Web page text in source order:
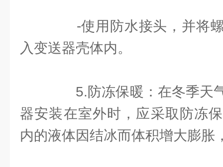
-使用防水接头，并将螺
入变送器壳体内。
5.防冻保暖：在冬季天
器安装在室外时，应采取防冻
内的液体因结冰而体积增大膨胀